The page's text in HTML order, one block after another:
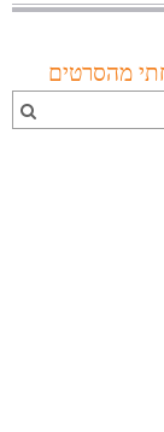
מהסרטים